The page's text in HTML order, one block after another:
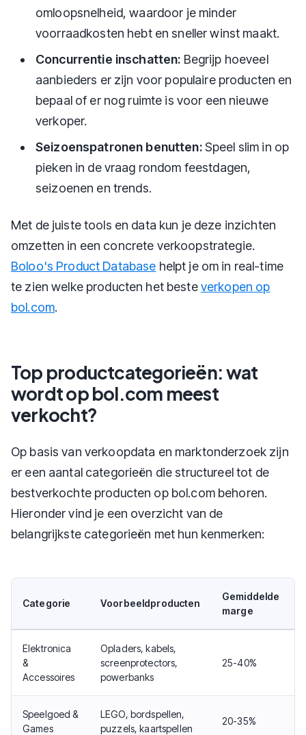
omloopsnelheid, waardoor je minder
voorraadkosten hebt en sneller winst maakt.
Concurrentie inschatten: Begrijp hoeveel
aanbieders er zijn voor populaire producten en
bepaal of er nog ruimte is voor een nieuwe
verkoper.
Seizoenspatronen benutten:Speel slim in op
pieken in de vraag rondom feestdagen,
seizoenen en trends.
Met de juiste tools en data kun je deze inzichten
omzetten in een concrete verkoopstrategie.
Boloo's Product Database helpt je om in real-time
te zien welke producten het besteverkopen op
bol.com.
Top productcategorieën: wat
wordt op bol.com meest
verkocht?
Op basis van verkoopdata en marktonderzoek zijn
er een aantal categorieën die structureel tot de
bestverkochte producten op bol.com behoren.
Hieronder vind je een overzicht van de
belangrijkste categorieën met hun kenmerken:
Categorie Voorbeeldproducten
Gemiddelde
marge
Elektronica
&
Accessoires
Opladers, kabels,
screenprotectors,
powerbanks
25-40%
Speelgoed &
Games
LEGO, bordspellen,
puzzels, kaartspellen
20-35%